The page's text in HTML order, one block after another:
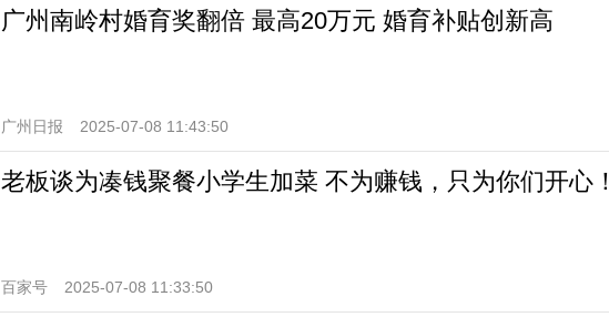
广州南岭村婚育奖翻倍 最高20万元 婚育补贴创新高
广州日报 2025-07-08 11:43:50
老板谈为凑钱聚餐小学生加菜 不为赚钱，只为你们开心！
百家号 2025-07-08 11:33:50